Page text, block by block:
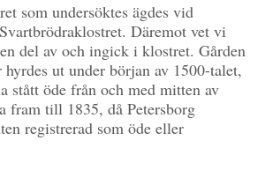
som undersöktes ägdes vid
Däremot vet vi
del av och ingick i klostret. Gården
ut under början av 1500-talet,
stått öde från och med mitten av
fram till 1835, då Petersborg
registrerad som öde eller